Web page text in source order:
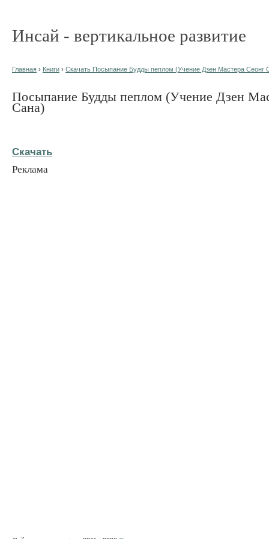
Инсай - вертикальное развитие
Главная › Книги › Скачать Посыпание Будды пеплом (Учение Дзен Мастера Сеонг
Посыпание Будды пеплом (Учение Дзен
Сана)
Скачать
Реклама